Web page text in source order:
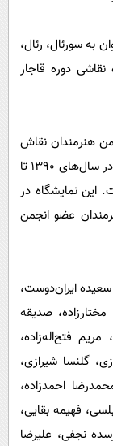
به سورئال، رئال،
نقاشی دوره قاجار
هنرمندان نقاش
ایران از میان هنرمندان عضو وابسته و پیوسته که در سال‌های 1390 تا
این نمایشگاه در
عضو انجمن
سعیده ایران‌دوست،
صدیقه
فتح‌اله‌زاده،
گلنسا شیرازی،
احمدزاده،
فهیمه بقایی،
نجفی، علیرضا